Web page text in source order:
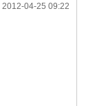
2012-04-25 09:22